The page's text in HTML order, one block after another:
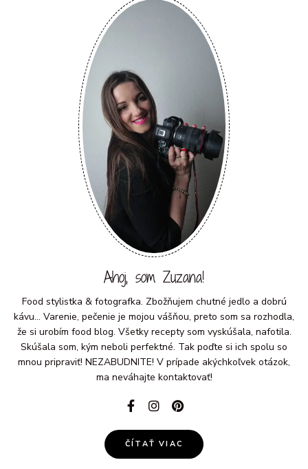
Ahoj, som Zuzana!
Food stylistka & fotografka. Zbožňujem chutné jedlo a dobrú
kávu... Varenie, pečenie je mojou vášňou, preto som sa rozhodla,
že si urobím food blog. Všetky recepty som vyskúšala, nafotila.
Skúšala som, kým neboli perfektné. Tak poďte si ich spolu so
mnou pripraviť! NEZABUDNITE! V prípade akýchkoľvek otázok,
ma neváhajte kontaktovať!
ČÍTAŤ VIAC